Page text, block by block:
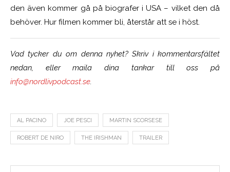
den även kommer gå på biografer i USA – vilket den då
behöver. Hur filmen kommer bli, återstår att se i höst.
Vad tycker du om denna nyhet? Skriv i kommentarsfältet
nedan, eller maila dina tankar till oss på
info@nordlivpodcast.se.
AL PACINO JOE PESCI MARTIN SCORSESE
ROBERT DE NIRO THE IRISHMAN TRAILER